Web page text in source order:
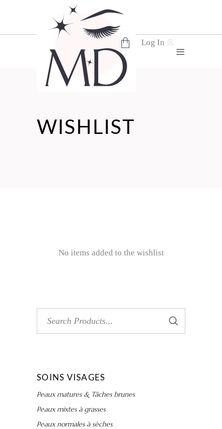
No products in the cart.
Log In
WISHLIST
No items added to the wishlist
for:
SOINS VISAGES
Peaux matures & Tâches brunes
Peaux mixtes à grasses
Peaux normales à sèches